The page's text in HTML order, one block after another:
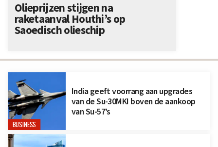
BUSINESS
India geeft voorrang aan upgrades
van de Su-30MKI boven de aankoop
van Su-57’s
Olieprijzen stijgen na
raketaanval Houthi’s op
Saoedisch olieschip